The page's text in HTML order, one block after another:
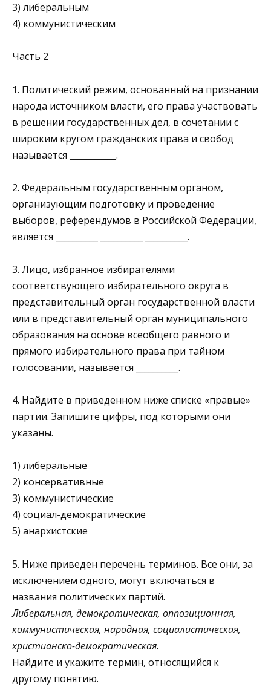
3) либеральным
4) коммунистическим
Часть 2
1. Политический режим, основанный на признании
народа ис­точником власти, его права участвовать
в решении государ­ственных дел, в сочетании с
широким кругом гражданских права и свобод
называется ___________.
2. Федеральным государственным органом,
организующим подготовку и проведение
выборов, референдумов в Рос­сийской Федерации,
является __________ __________ __________.
3. Лицо, избранное избирателями
соответствующего избира­тельного округа в
представительный орган государственной власти
или в представительный орган муниципального
об­разования на основе всеобщего равного и
прямого избира­тельного права при тайном
голосовании, называется __________.
4. Найдите в приведенном ниже списке «правые»
партии. За­пишите цифры, под которыми они
указаны.
1) либеральные
2) консервативные
3) коммунистические
4) социал-демократические
5) анархистские
5. Ниже приведен перечень терминов. Все они, за
исключе­нием одного, могут включаться в
названия политических партий.
Либеральная, демократическая, оппозиционная,
коммуни­стическая, народная, социалистическая,
христианско-демократическая.
Найдите и укажите термин, относящийся к
другому понятию.